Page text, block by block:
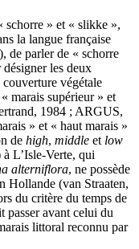
schorre » et « slikke »,
la langue française
de parler de « schorre
les deux
végétale
marais supérieur » et
1984 ; ARGUS,
» et « haut marais »
de high, middle et low
L’Isle-Verte, qui
alterniflora, ne possède
Hollande (van Straaten,
du critère du temps de
passer avant celui du
littoral reconnu par